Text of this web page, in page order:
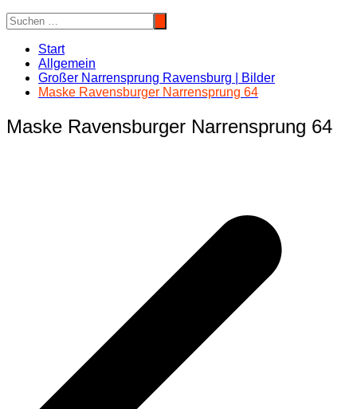
Start
Allgemein
Großer Narrensprung Ravensburg | Bilder
Maske Ravensburger Narrensprung 64
Maske Ravensburger Narrensprung 64